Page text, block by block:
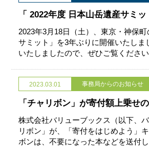
「 2022年度 日本山岳遺産サミ
2023年3月18日（土）、東京・神保
サミット」を3年ぶりに開催いたしま
いたしましたので、ぜひご覧くださ
2023.03.01 事務局からのお知らせ
「チャリボン」が寄付額上乗せ
株式会社バリューブックス（以下、
リボン」が、「寄付をはじめよう」
ボンは、不要になった本などを送付